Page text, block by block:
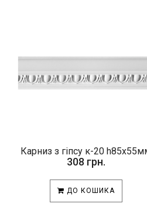
Карниз з гіпсу к-20
308 грн.
ДО КОШИКА